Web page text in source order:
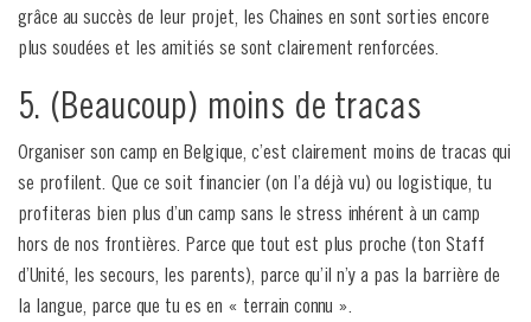
grâce au succès de leur projet, les Chaines en sont sorties encore
plus soudées et les amitiés se sont clairement renforcées.
5. (Beaucoup) moins de tracas
Organiser son camp en Belgique, c’est clairement moins de tracas qui
se profilent. Que ce soit financier (on l’a déjà vu) ou logistique, tu
profiteras bien plus d’un camp sans le stress inhérent à un camp
hors de nos frontières. Parce que tout est plus proche (ton Staff
d’Unité, les secours, les parents), parce qu’il n’y a pas la barrière de
la langue, parce que tu es en « terrain connu ».